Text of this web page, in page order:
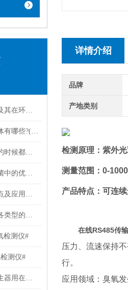
尾气臭氧检测仪的工作原理及其在环保监测中的应用
气体检测仪常规能检测的气体有哪些?(一)
气体检测仪在检测气体浓度的时候都遇到哪些问题?
【臭氧消毒在幼儿园消毒灭菌中的优势有哪些?#臭氧消毒#】
高浓度臭氧检测仪的功能特点及应用范围有哪些? #臭氧分析仪#
臭氧检测仪都有哪些类型及各类型的应用#臭氧消毒#
检测仪#
测仪#
#臭氧检测仪#移动式臭氧发生器用在哪些地方
详情介绍
品牌
产地类别
检测原理：紫外
测量范围： 0-
产品特点：可连
在线RS485传
压力、流速保持
行。
应用领域：臭氧